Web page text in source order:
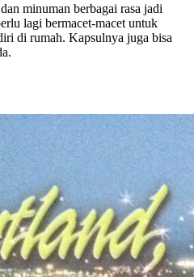
minuman berbagai rasa jadi
lagi bermacet-macet untuk
di rumah. Kapsulnya juga bisa